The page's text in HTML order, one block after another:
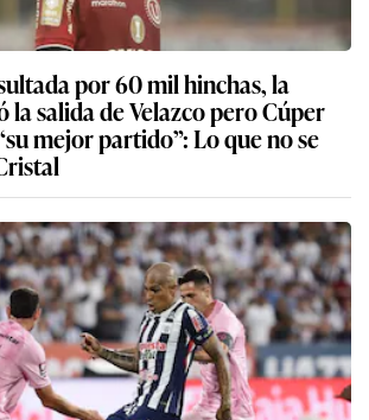
por 60 mil hinchas, la
salida de Velazco pero Cúper
mejor partido”: Lo que no se